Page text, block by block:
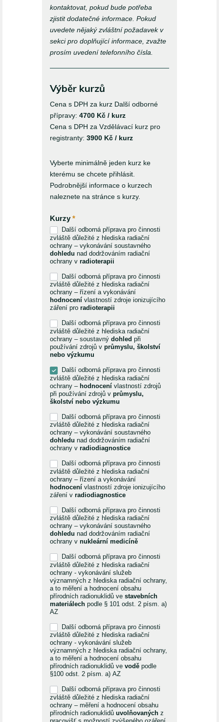
kontaktovat, pokud bude potřeba
zjistit dodatečné informace. Pokud
uvedete nějaký zvláštní požadavek v
sekci pro doplňující informace, zvažte
prosím uvedení telefonního čísla.
Výběr kurzů
Cena s DPH za kurz Další odborné
přípravy:4700 Kč / kurz
Cena s DPH za Vzdělávací kurz pro
registranty:3900 Kč / kurz
Vyberte minimálně jeden kurz ke
kterému se chcete přihlásit.
Podrobnější informace o kurzech
naleznete na stránce s kurzy.
Kurzy*
Další odborná příprava pro činnosti
zvláště důležité z hlediska radiační
ochrany – vykonávání soustavného
dohledu nad dodržováním radiační
ochrany vradioterapii
Další odborná příprava pro činnosti
zvláště důležité z hlediska radiační
ochrany – řízení a vykonávání
hodnocení vlastností zdroje ionizujícího
záření proradioterapii
Další odborná příprava pro činnosti
zvláště důležité z hlediska radiační
ochrany – soustavnýdohled při
používání zdrojů vprůmyslu, školství
nebo výzkumu
Další odborná příprava pro činnosti
zvláště důležité z hlediska radiační
ochrany – hodnocení vlastností zdrojů
při používání zdrojů vprůmyslu,
školství nebo výzkumu
Další odborná příprava pro činnosti
zvláště důležité z hlediska radiační
ochrany – vykonávání soustavného
dohledu nad dodržováním radiační
ochrany vradiodiagnostice
Další odborná příprava pro činnosti
zvláště důležité z hlediska radiační
ochrany – řízení a vykonávání
hodnocení vlastností zdroje ionizujícího
záření vradiodiagnostice
Další odborná příprava pro činnosti
zvláště důležité z hlediska radiační
ochrany – vykonávání soustavného
dohledu nad dodržováním radiační
ochrany vnukleární medicíně
Další odborná příprava pro činnosti
zvláště důležité z hlediska radiační
ochrany - vykonávání služeb
významných z hlediska radiační ochrany,
a to měření a hodnocení obsahu
přírodních radionuklidů vestavebních
materiálech podle § 101 odst. 2 písm. a)
AZ
Další odborná příprava pro činnosti
zvláště důležité z hlediska radiační
ochrany - vykonávání služeb
významných z hlediska radiační ochrany,
a to měření a hodnocení obsahu
přírodních radionuklidů vevodě podle
§100 odst. 2 písm. a) AZ
Další odborná příprava pro činnosti
zvláště důležité z hlediska radiační
ochrany – měření a hodnocení obsahu
přírodních radionuklidůuvolňovaných z